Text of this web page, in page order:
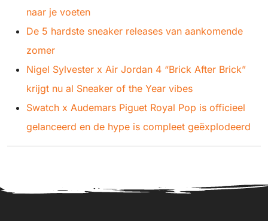
naar je voeten
De 5 hardste sneaker releases van aankomende
zomer
Nigel Sylvester x Air Jordan 4 “Brick After Brick”
krijgt nu al Sneaker of the Year vibes
Swatch x Audemars Piguet Royal Pop is officieel
gelanceerd en de hype is compleet geëxplodeerd